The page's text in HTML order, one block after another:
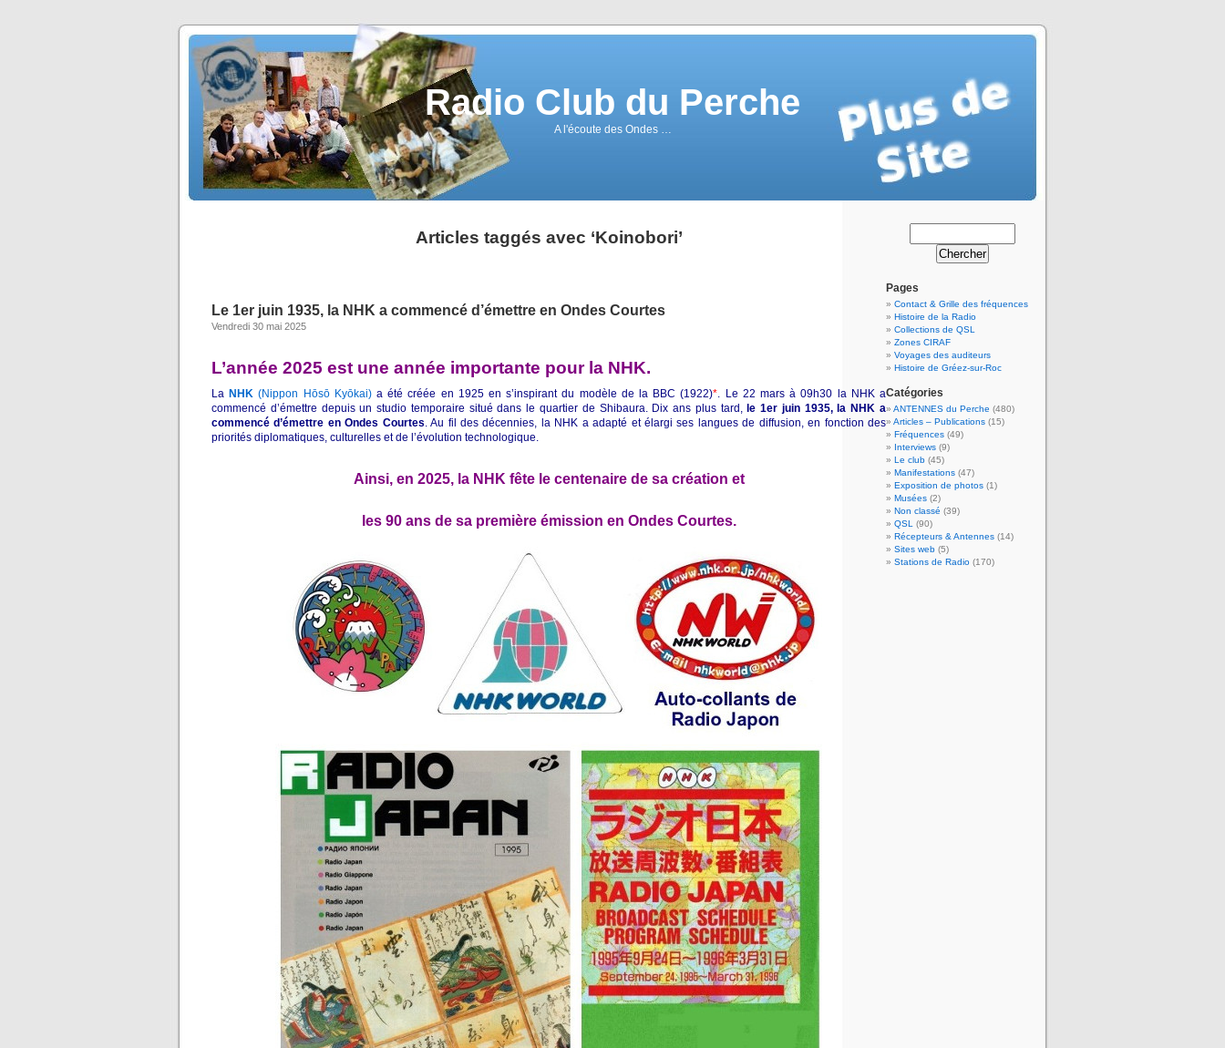
Radio Club du Perche
A l'écoute des Ondes …
Articles taggés avec ‘Koinobori’
Le 1er juin 1935, la NHK a commencé d’émettre en Ondes Courtes
Vendredi 30 mai 2025
L’année 2025 est une année importante pour la NHK.
La NHK (Nippon Hōsō Kyōkai)a été créée en 1925 en s’inspirant du modèle de la BBC (1922)*. Le 22 mars à 09h30 la NHKa
commencé d’émettre depuis un studio temporaire situé dans le quartier de Shibaura.Dix ans plus tard, le 1er juin 1935, la NHK a
commencé d’émettre en Ondes Courtes.Au fil des décennies, la NHK a adapté et élargi ses langues de diffusion, en fonction des
priorités diplomatiques, culturelles et de l’évolution technologique.
Ainsi, en 2025, la NHK fête le centenaire de sa création et
les 90 ans de sa première émission en Ondes Courtes.
Pages
Contact & Grille des fréquences
Histoire de la Radio
Collections de QSL
Zones CIRAF
Voyages des auditeurs
Histoire de Gréez-sur-Roc
Catégories
ANTENNES du Perche (480)
Articles – Publications (15)
Fréquences (49)
Interviews (9)
Le club (45)
Manifestations (47)
Exposition de photos (1)
Musées (2)
Non classé (39)
QSL
(90)
Récepteurs & Antennes (14)
Sites web (5)
Stations de Radio (170)